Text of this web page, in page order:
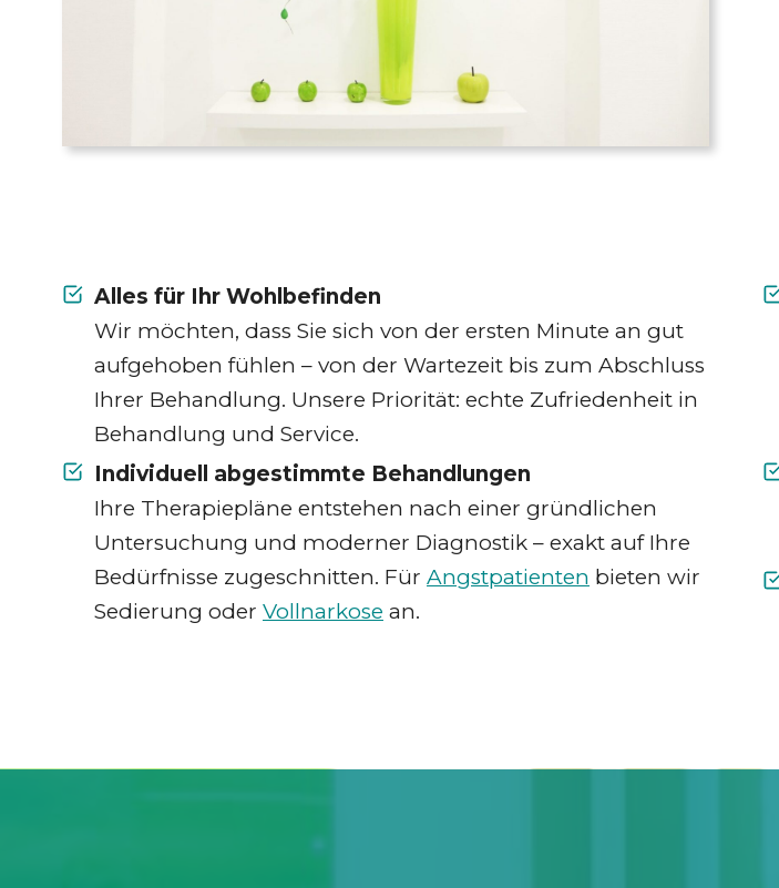
Alles für Ihr Wohlbefinden
Wir möchten, dass Sie sich von der ersten Minute an gut
aufgehoben fühlen – von der Wartezeit bis zum Abschluss
Ihrer Behandlung. Unsere Priorität: echte Zufriedenheit in
Behandlung und Service.
Individuell abgestimmte Behandlungen
Ihre Therapiepläne entstehen nach einer gründlichen
Untersuchung und moderner Diagnostik – exakt auf Ihre
Bedürfnisse zugeschnitten. Für Angstpatienten bieten wir
Sedierung oder Vollnarkose an.